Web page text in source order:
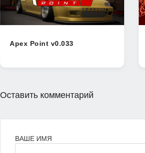
Apex Point v0.033
Оставить комментарий
ВАШЕ ИМЯ